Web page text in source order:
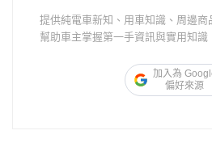
提供純電車新知、用車知識、周邊商
幫助車主掌握第一手資訊與實用知識
加入為
偏好來源